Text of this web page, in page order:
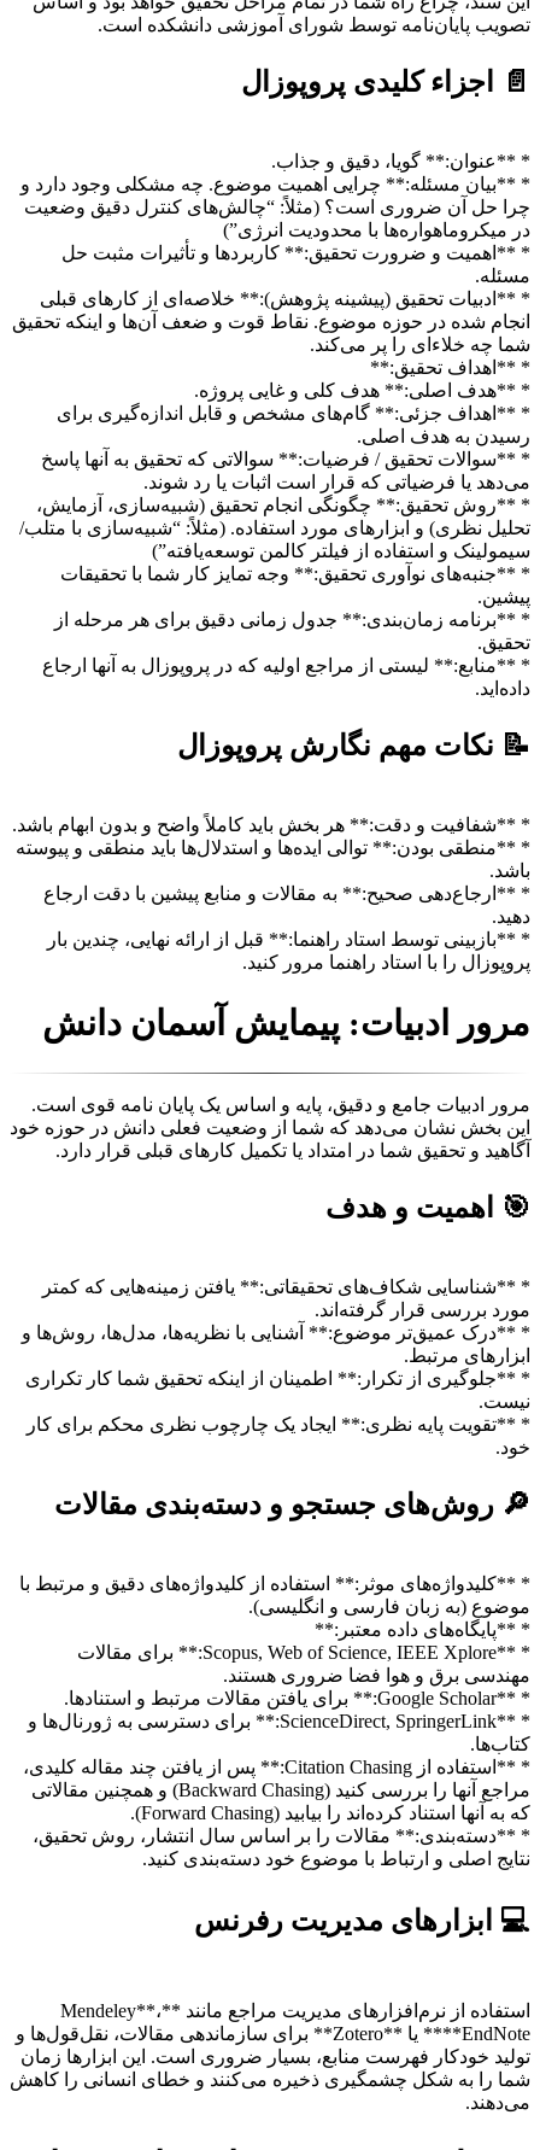
تصویب پایان‌نامه توسط شورای آموزشی دانشکده است.
📄 اجزاء کلیدی پروپوزال
* **عنوان:** گویا، دقیق و جذاب.
* **بیان مسئله:** چرایی اهمیت موضوع. چه مشکلی وجود دارد و
چرا حل آن ضروری است؟ (مثلاً: “چالش‌های کنترل دقیق وضعیت
در میکروماهواره‌ها با محدودیت انرژی”)
* **اهمیت و ضرورت تحقیق:** کاربردها و تأثیرات مثبت حل
مسئله.
* **ادبیات تحقیق (پیشینه پژوهش):** خلاصه‌ای از کارهای قبلی
انجام شده در حوزه موضوع. نقاط قوت و ضعف آن‌ها و اینکه تحقیق
شما چه خلاءای را پر می‌کند.
* **اهداف تحقیق:**
* **هدف اصلی:** هدف کلی و غایی پروژه.
* **اهداف جزئی:** گام‌های مشخص و قابل اندازه‌گیری برای
رسیدن به هدف اصلی.
* **سوالات تحقیق / فرضیات:** سوالاتی که تحقیق به آنها پاسخ
می‌دهد یا فرضیاتی که قرار است اثبات یا رد شوند.
* **روش تحقیق:** چگونگی انجام تحقیق (شبیه‌سازی، آزمایش،
تحلیل نظری) و ابزارهای مورد استفاده. (مثلاً: “شبیه‌سازی با متلب/
سیمولینک و استفاده از فیلتر کالمن توسعه‌یافته”)
* **جنبه‌های نوآوری تحقیق:** وجه تمایز کار شما با تحقیقات
پیشین.
* **برنامه زمان‌بندی:** جدول زمانی دقیق برای هر مرحله از
تحقیق.
* **منابع:** لیستی از مراجع اولیه که در پروپوزال به آنها ارجاع
داده‌اید.
📝 نکات مهم نگارش پروپوزال
* **شفافیت و دقت:** هر بخش باید کاملاً واضح و بدون ابهام باشد.
* **منطقی بودن:** توالی ایده‌ها و استدلال‌ها باید منطقی و پیوسته
باشد.
* **ارجاع‌دهی صحیح:** به مقالات و منابع پیشین با دقت ارجاع
دهید.
* **بازبینی توسط استاد راهنما:** قبل از ارائه نهایی، چندین بار
پروپوزال را با استاد راهنما مرور کنید.
مرور ادبیات: پیمایش آسمان دانش
مرور ادبیات جامع و دقیق، پایه و اساس یک پایان نامه قوی است.
این بخش نشان می‌دهد که شما از وضعیت فعلی دانش در حوزه خود
آگاهید و تحقیق شما در امتداد یا تکمیل کارهای قبلی قرار دارد.
🎯 اهمیت و هدف
* **شناسایی شکاف‌های تحقیقاتی:** یافتن زمینه‌هایی که کمتر
مورد بررسی قرار گرفته‌اند.
* **درک عمیق‌تر موضوع:** آشنایی با نظریه‌ها، مدل‌ها، روش‌ها و
ابزارهای مرتبط.
* **جلوگیری از تکرار:** اطمینان از اینکه تحقیق شما کار تکراری
نیست.
* **تقویت پایه نظری:** ایجاد یک چارچوب نظری محکم برای کار
خود.
🔎 روش‌های جستجو و دسته‌بندی مقالات
* **کلیدواژه‌های موثر:** استفاده از کلیدواژه‌های دقیق و مرتبط با
موضوع (به زبان فارسی و انگلیسی).
* **پایگاه‌های داده معتبر:**
* **Scopus, Web of Science, IEEE Xplore:** برای مقالات
مهندسی برق و هوا فضا ضروری هستند.
* **Google Scholar:** برای یافتن مقالات مرتبط و استنادها.
* **ScienceDirect, SpringerLink:** برای دسترسی به ژورنال‌ها و
کتاب‌ها.
* **استفاده از Citation Chasing:** پس از یافتن چند مقاله کلیدی،
مراجع آنها را بررسی کنید (Backward Chasing) و همچنین مقالاتی
که به آنها استناد کرده‌اند را بیابید (Forward Chasing).
* **دسته‌بندی:** مقالات را بر اساس سال انتشار، روش تحقیق،
نتایج اصلی و ارتباط با موضوع خود دسته‌بندی کنید.
💻 ابزارهای مدیریت رفرنس
استفاده از نرم‌افزارهای مدیریت مراجع مانند **Mendeley**،
**EndNote** یا **Zotero** برای سازماندهی مقالات، نقل‌قول‌ها و
تولید خودکار فهرست منابع، بسیار ضروری است. این ابزارها زمان
شما را به شکل چشمگیری ذخیره می‌کنند و خطای انسانی را کاهش
می‌دهند.